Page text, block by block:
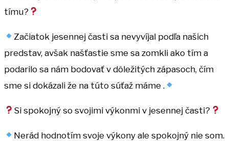
tímu?
Začiatok jesennej časti sa nevyvíjal podľa našich
predstav, avšak našťastie sme sa zomkli ako tím a
podarilo sa nám bodovať v dôležitých zápasoch, čím
sme si dokázali že na túto súťaž máme .
Si spokojný so svojimi výkonmi v jesennej časti?
Nerád hodnotím svoje výkony ale spokojný nie som.